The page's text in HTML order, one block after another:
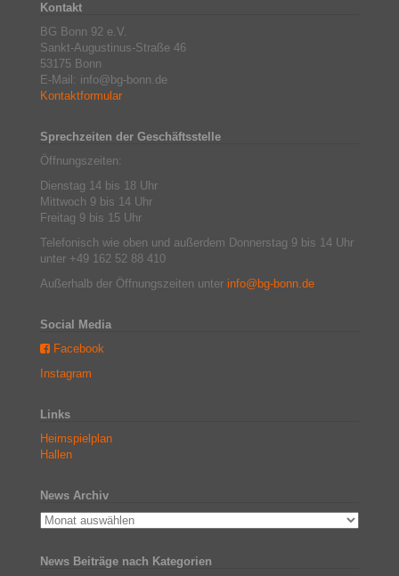
Kontakt
BG Bonn 92 e.V.
Sankt-Augustinus-Straße 46
53175 Bonn
E-Mail: info@bg-bonn.de
Kontaktformular
Sprechzeiten der Geschäftsstelle
Öffnungszeiten:
Dienstag 14 bis 18 Uhr
Mittwoch 9 bis 14 Uhr
Freitag 9 bis 15 Uhr
Telefonisch wie oben und außerdem Donnerstag 9 bis 14 Uhr
unter +49 162 52 88 410
Außerhalb der Öffnungszeiten unter info@bg-bonn.de
Social Media
Facebook
Instagram
Links
Heimspielplan
Hallen
News Archiv
News Beiträge nach Kategorien